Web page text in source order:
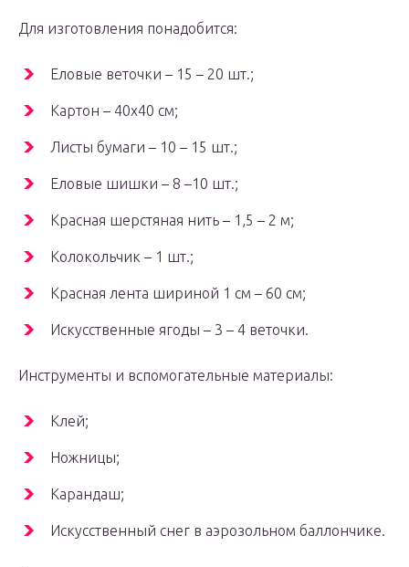
Для изготовления понадобится:
Еловые веточки – 15 – 20 шт.;
Картон – 40х40 см;
Листы бумаги – 10 – 15 шт.;
Еловые шишки – 8 –10 шт.;
Красная шерстяная нить – 1,5 – 2 м;
Колокольчик – 1 шт.;
Красная лента шириной 1 см – 60 см;
Искусственные ягоды – 3 – 4 веточки.
Инструменты и вспомогательные материалы:
Клей;
Ножницы;
Карандаш;
Искусственный снег в аэрозольном баллончике.